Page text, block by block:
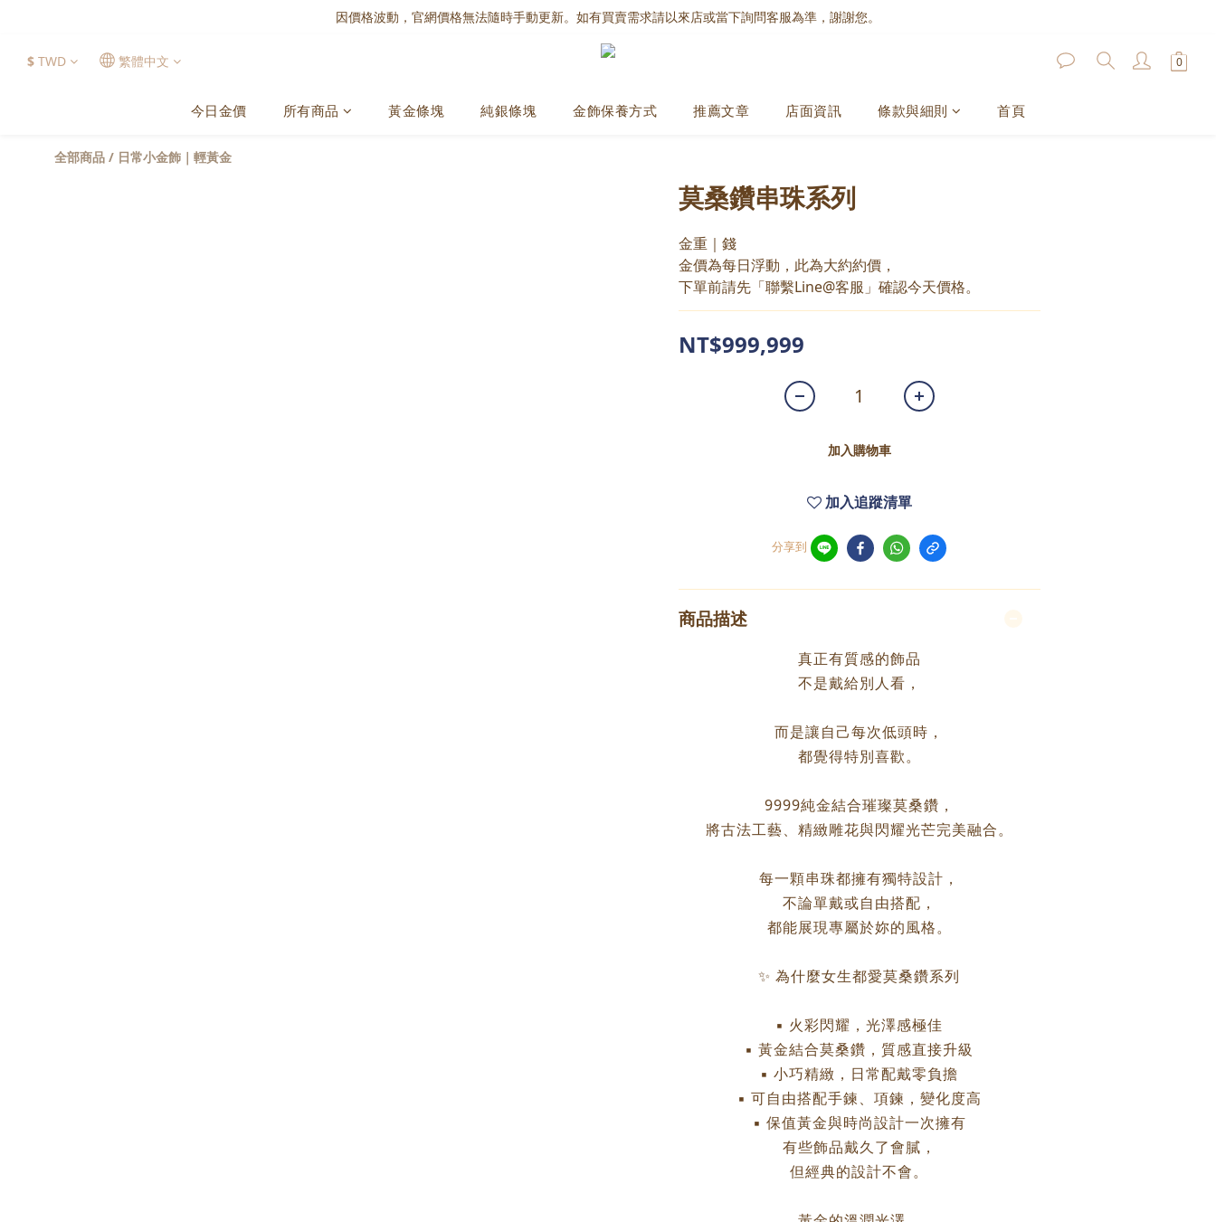
因價格波動，官網價格無法隨時手動更新。如有買賣需求請以來店或當下詢問客服為準，謝謝您。
$ TWD 繁體中文
今日金價 所有商品 黃金條塊 純銀條塊 金飾保養方式 推薦文章 店面資訊 條款與細則 首頁
全部商品 / 日常小金飾｜輕黃金
莫桑鑽串珠系列
金重｜錢
金價為每日浮動，此為大約約價，
下單前請先「聯繫Line@客服」確認今天價格。
NT$999,999
加入購物車
加入追蹤清單
分享到
商品描述
真正有質感的飾品
不是戴給別人看，
而是讓自己每次低頭時，
都覺得特別喜歡。
9999純金結合璀璨莫桑鑽，
將古法工藝、精緻雕花與閃耀光芒完美融合。
每一顆串珠都擁有獨特設計，
不論單戴或自由搭配，
都能展現專屬於妳的風格。
✨ 為什麼女生都愛莫桑鑽系列
▪ 火彩閃耀，光澤感極佳
▪ 黃金結合莫桑鑽，質感直接升級
▪ 小巧精緻，日常配戴零負擔
▪ 可自由搭配手鍊、項鍊，變化度高
▪ 保值黃金與時尚設計一次擁有
有些飾品戴久了會膩，
但經典的設計不會。